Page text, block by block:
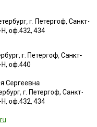
г. Петергоф, Санкт-
Н, оф.432, 434
г. Петергоф, Санкт-
Н, оф.440
Сергеевна
г. Петергоф, Санкт-
Н, оф.432, 434